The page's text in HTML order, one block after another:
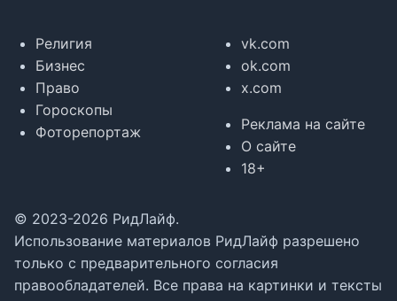
Религия
Бизнес
Право
Гороскопы
Фоторепортаж
vk.com
ok.com
x.com
Реклама на сайте
О сайте
18+
© 2023-2026 РидЛайф.
Использование материалов РидЛайф разрешено
только с предварительного согласия
правообладателей. Все права на картинки и тексты